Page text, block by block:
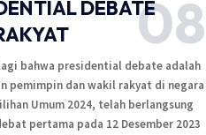
DEBATE
bahwa presidential debate adalah
pemimpin dan wakil rakyat di negara
Umum 2024, telah berlangsung
pertama pada 12 Desember 2023